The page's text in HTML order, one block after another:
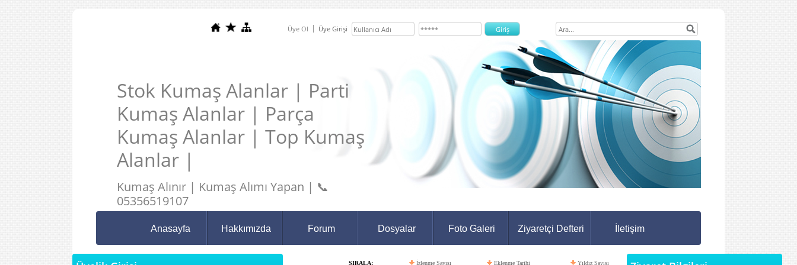
Üye Ol Üye Girişi
Stok Kumaş Alanlar | Parti
Kumaş Alanlar | Parça
Kumaş Alanlar | Top Kumaş
Alanlar |
Kumaş Alınır | Kumaş Alımı Yapan | 📞
05356519107
Anasayfa Hakkımızda Forum Dosyalar Foto Galeri Ziyaretçi Defteri İletişim
SIRALA: İzlenme Sayısı Eklenme Tarihi Yıldız Sayısı